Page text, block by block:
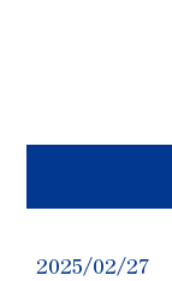
2025/02/27